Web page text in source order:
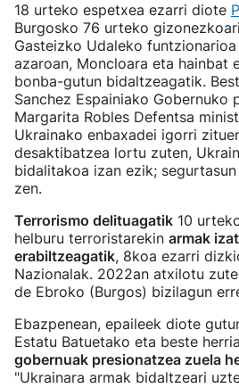
18 urteko espetxea ezarri diote
Burgosko 76 urteko
Gasteizko Udaleko
azaroan, Moncloara eta hainbat
bonba-gutun bidaltzeagatik.
Sanchez Espainiako Gobernuko
Margarita Robles Defentsa
Ukrainako enbaxadei igorri
desaktibatzea lortu zuten,
bidalitakoa izan ezik;
zen.
Terrorismo delituagatik 10
helburu terroristarekin armak
erabiltzeagatik, 8koa ezarri
Nazionalak. 2022an atxilotu
de Ebroko (Burgos) bizilagun
Ebazpenean, epaileek diote
Estatu Batuetako eta beste
gobernuak presionatzea zuela
"Ukrainara armak bidaltzeari